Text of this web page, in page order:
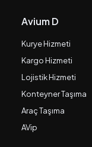
Avium D
Kurye Hizmeti
Kargo Hizmeti
Lojistik Hizmeti
Konteyner Taşıma
Araç Taşıma
AVip